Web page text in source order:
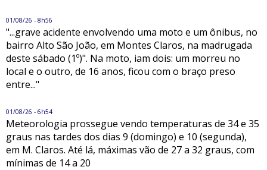
01/08/26 - 8h56
"...grave acidente envolvendo uma moto e um ônibus, no
bairro Alto São João, em Montes Claros, na madrugada
deste sábado (1º)". Na moto, iam dois: um morreu no
local e o outro, de 16 anos, ficou com o braço preso
entre..."
01/08/26 - 6h54
Meteorologia prossegue vendo temperaturas de 34 e 35
graus nas tardes dos dias 9 (domingo) e 10 (segunda),
em M. Claros. Até lá, máximas vão de 27 a 32 graus, com
mínimas de 14 a 20